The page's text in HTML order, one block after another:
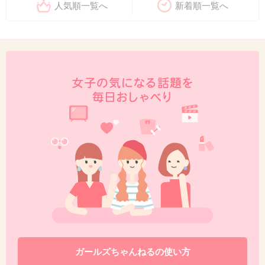
人気順一覧へ 新着順一覧へ
ガールズちゃんねるの使い方